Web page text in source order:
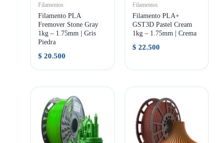
Filamentos
Filamento PLA
Fremover Stone Gray
1kg – 1.75mm | Gris
Piedra
$ 20.500
Filamentos
Filamento PLA+
GST3D Pastel Cream
1kg – 1.75mm | Crema
$ 22.500